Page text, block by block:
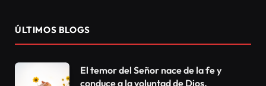
ÚLTIMOS BLOGS
El temor del Señor nace de la fe y
conduce a la voluntad de Dios.